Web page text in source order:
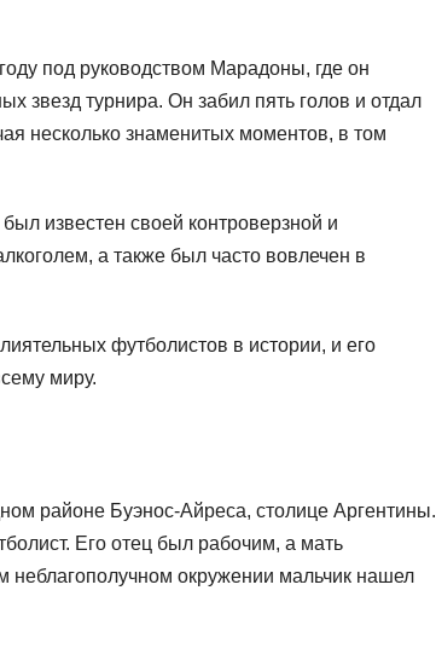
под руководством Марадоны, где он
звезд турнира. Он забил пять голов и отдал
несколько знаменитых моментов, в том
известен своей контроверзной и
а также был часто вовлечен в
футболистов в истории, и его
миру.
районе Буэнос-Айреса, столице Аргентины.
Его отец был рабочим, а мать
неблагополучном окружении мальчик нашел